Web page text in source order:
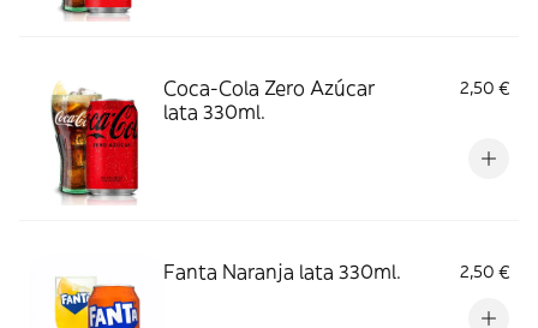
Coca-Cola Zero Azúcar
lata 330ml.
2,50 €
Fanta Naranja lata 330ml. 2,50 €